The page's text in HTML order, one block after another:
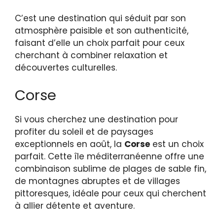
C’est une destination qui séduit par son
atmosphère paisible et son authenticité,
faisant d’elle un choix parfait pour ceux
cherchant à combiner relaxation et
découvertes culturelles.
Corse
Si vous cherchez une destination pour
profiter du soleil et de paysages
exceptionnels en août, la Corse est un choix
parfait. Cette île méditerranéenne offre une
combinaison sublime de plages de sable fin,
de montagnes abruptes et de villages
pittoresques, idéale pour ceux qui cherchent
à allier détente et aventure.